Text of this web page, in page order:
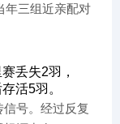
年三组近亲配对
丢失2羽，
活5羽。
号。经过反复